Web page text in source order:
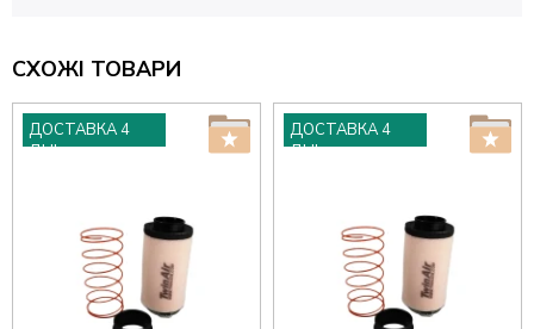
СХОЖІ ТОВАРИ
ДОСТАВКА 4
ДНІ
ДОСТАВКА 4
ДНІ